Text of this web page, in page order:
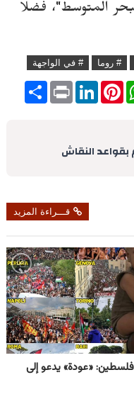
المتوسط"، فضلا
# روما # في الواجهة
S
h
P
r
L
I
P
e
بقواعد النقاش
قـــراءة المزيد
فلسطين: «عودة» يدعو إلى